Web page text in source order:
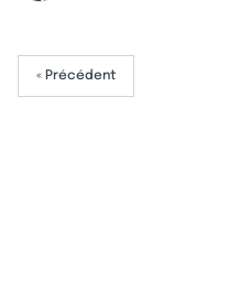
« Précédent